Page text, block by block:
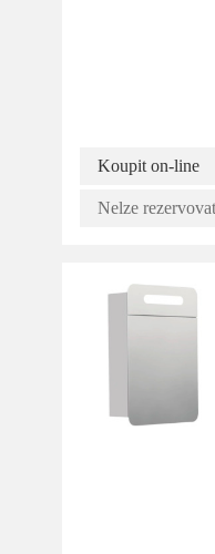
Koupit on-line
Nelze rezervovat